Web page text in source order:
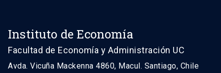
Instituto de Economía
Facultad de Economía y Administración UC
Avda. Vicuña Mackenna 4860, Macul. Santiago, Chile